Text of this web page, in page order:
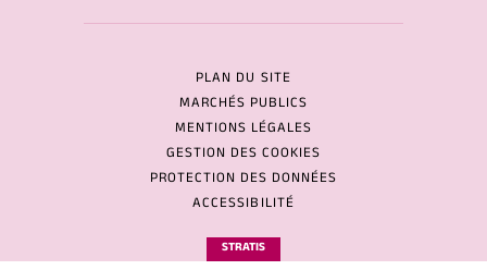
PLAN DU SITE
MARCHÉS PUBLICS
MENTIONS LÉGALES
GESTION DES COOKIES
PROTECTION DES DONNÉES
ACCESSIBILITÉ
STRATIS